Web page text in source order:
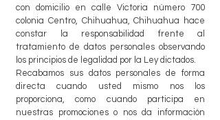
con domicilio en calle Victoria número 700
colonia Centro, Chihuahua, Chihuahua hace
constar la responsabilidad frente al
tratamiento de datos personales observando
los principios de legalidad por la Ley dictados.
Recabamos sus datos personales de forma
directa cuando usted mismo nos los
proporciona, como cuando participa en
nuestras promociones o nos da información